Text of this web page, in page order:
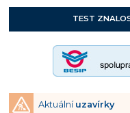
TEST
Aktuální uzavírky